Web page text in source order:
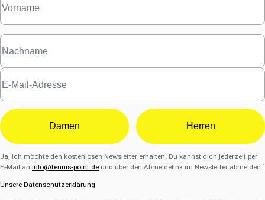
Damen Herren
Ja, ich möchte den kostenlosen Newsletter erhalten. Du kannst dich jederzeit per
E-Mail an info@tennis-point.de und über den Abmeldelink im Newsletter abmelden.¹
Unsere Datenschutzerklärung